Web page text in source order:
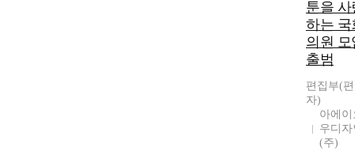
툰을 사
하는 국
의원 모
출범
편집부(
자)
아에이
우디자
(주)